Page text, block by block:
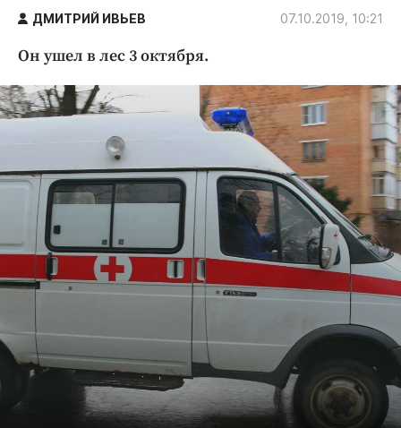
Народные новости
Авто и транспорт
Благоустройство
Криминал
Недвижимость и ЖКХ
Образование
Общество
Погода
Праздники
Происшествия
Экономика и бизнес
ПРОЕКТЫ
Блоги
ДМИТРИЙ ИВЬЕВ 07.10.2019, 10:21
Он ушел в лес 3 октября.